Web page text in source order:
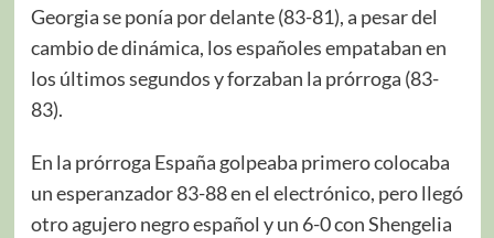
Georgia se ponía por delante (83-81), a pesar del
cambio de dinámica, los españoles empataban en
los últimos segundos y forzaban la prórroga (83-
83).
En la prórroga España golpeaba primero colocaba
un esperanzador 83-88 en el electrónico, pero llegó
otro agujero negro español y un 6-0 con Shengelia